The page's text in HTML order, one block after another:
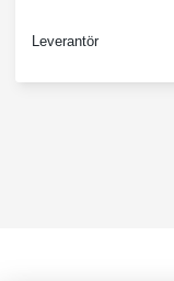
Leverantör